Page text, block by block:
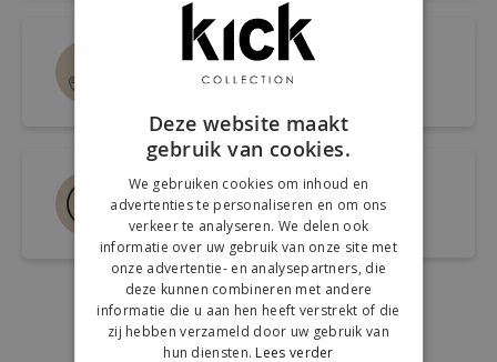
Route naar de winkel
Open link naar Google Maps
Bel ons 0180-660999
Spreek een medewerker
Deze website maakt
gebruik van cookies.
We gebruiken cookies om inhoud en
advertenties te personaliseren en om ons
verkeer te analyseren. We delen ook
informatie over uw gebruik van onze site met
onze advertentie- en analysepartners, die
deze kunnen combineren met andere
informatie die u aan hen heeft verstrekt of die
zij hebben verzameld door uw gebruik van
hun diensten. Lees verder